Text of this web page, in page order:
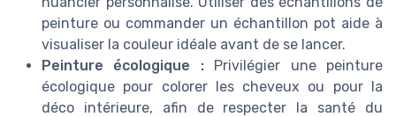
peinture ou commander un échantillon pot aide à
visualiser la couleur idéale avant de se lancer.
Peinture écologique :Privilégier une peinture
écologique pour colorer les cheveux ou pour la
déco intérieure, afin de respecter la santé du